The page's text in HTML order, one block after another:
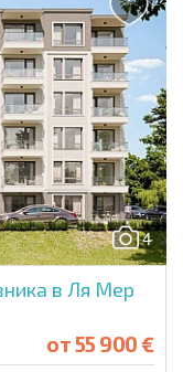
4
в Ля Мер
от55 900 €